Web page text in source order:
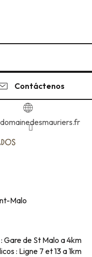
Contáctenos
Malo
Gare de St Malo a 4km
: Ligne 7 et 13 a 1km